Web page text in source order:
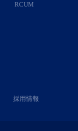
RCUM
採用情報